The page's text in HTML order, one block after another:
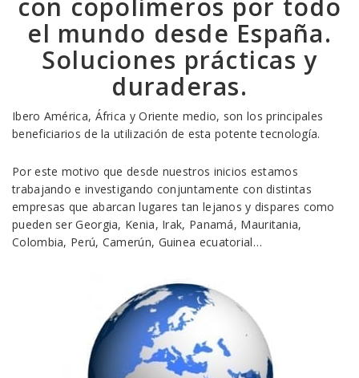
con copolimeros por todo
el mundo desde España.
Soluciones prácticas y
duraderas.
Ibero América, África y Oriente medio, son los principales
beneficiarios de la utilización de esta potente tecnología.
Por este motivo que desde nuestros inicios estamos
trabajando e investigando conjuntamente con distintas
empresas que abarcan lugares tan lejanos y dispares como
pueden ser Georgia, Kenia, Irak, Panamá, Mauritania,
Colombia, Perú, Camerún, Guinea ecuatorial…